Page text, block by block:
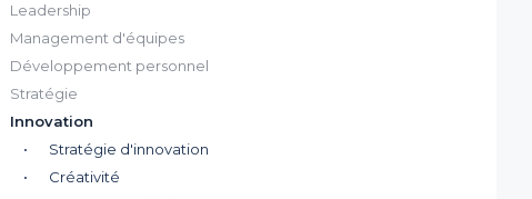
Leadership
Management d'équipes
Développement personnel
Stratégie
Innovation
Stratégie d'innovation
Créativité
et
fenêtre.